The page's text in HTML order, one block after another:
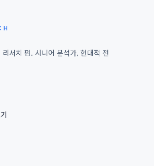
서치 펌. 시니어 분석가, 현대적 전